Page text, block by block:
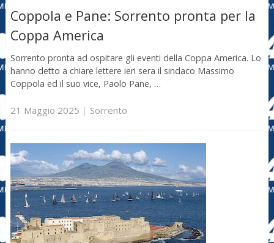
Coppola e Pane: Sorrento pronta per la
Coppa America
Sorrento pronta ad ospitare gli eventi della Coppa America. Lo
hanno detto a chiare lettere ieri sera il sindaco Massimo
Coppola ed il suo vice, Paolo Pane, …
21 Maggio 2025 | Sorrento